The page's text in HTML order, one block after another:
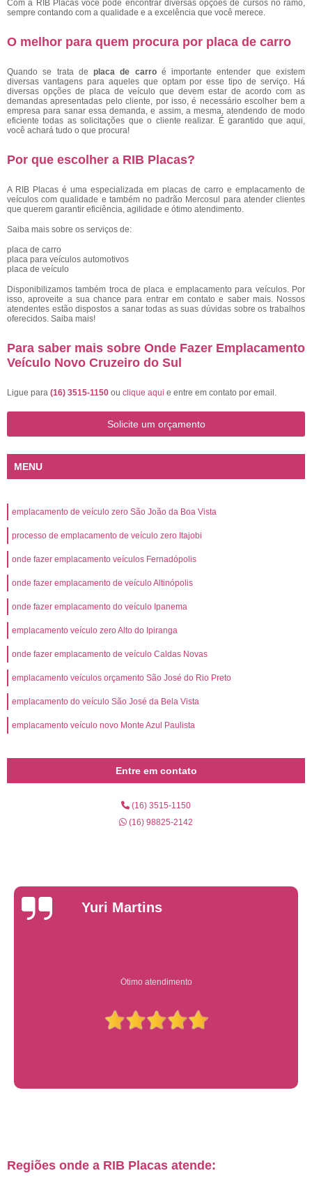
Com a RIB Placas você pode encontrar diversas opções de cursos no ramo,
sempre contando com a qualidade e a excelência que você merece.
O melhor para quem procura por placa de carro
Quando se trata deplaca de carroé importante entender que existem
diversas vantagens para aqueles que optam por esse tipo de serviço. Há
diversas opções de placa de veículo que devem estar de acordo com as
demandas apresentadas pelo cliente, por isso, é necessário escolher bem a
empresa para sanar essa demanda, e assim, a mesma, atendendo de modo
eficiente todas as solicitações que o cliente realizar. É garantido que aqui,
você achará tudo o que procura!
Por que escolher a RIB Placas?
A RIB Placas é uma especializada em placas de carro e emplacamento de
veículos com qualidade e também no padrão Mercosul para atender clientes
que querem garantir eficiência, agilidade e ótimo atendimento.
Saiba mais sobre os serviços de:
placa de carro
placa para veículos automotivos
placa de veículo
Disponibilizamos também troca de placa e emplacamento para veículos. Por
isso, aproveite a sua chance para entrar em contato e saber mais. Nossos
atendentes estão dispostos a sanar todas as suas dúvidas sobre os trabalhos
oferecidos. Saiba mais!
Para saber mais sobre Onde Fazer Emplacamento
Veículo Novo Cruzeiro do Sul
Ligue para (16) 3515-1150 ou clique aqui e entre em contato por email.
Solicite um orçamento
MENU
emplacamento de veículo zero São João da Boa Vista
processo de emplacamento de veículo zero Itajobi
onde fazer emplacamento veículos Fernadópolis
onde fazer emplacamento de veículo Altinópolis
onde fazer emplacamento do veículo Ipanema
emplacamento veículo zero Alto do Ipiranga
onde fazer emplacamento de veículo Caldas Novas
emplacamento veículos orçamento São José do Rio Preto
emplacamento do veículo São José da Bela Vista
emplacamento veículo novo Monte Azul Paulista
Entre em contato
(16) 3515-1150
(16) 98825-2142
Yuri Martins
Ótimo atendimento
Regiões onde a RIB Placas atende: